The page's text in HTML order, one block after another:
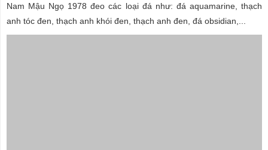
Nam Mậu Ngọ 1978 đeo các loại đá như: đá aquamarine, thạch
anh tóc đen, thạch anh khói đen, thạch anh đen, đá obsidian,...